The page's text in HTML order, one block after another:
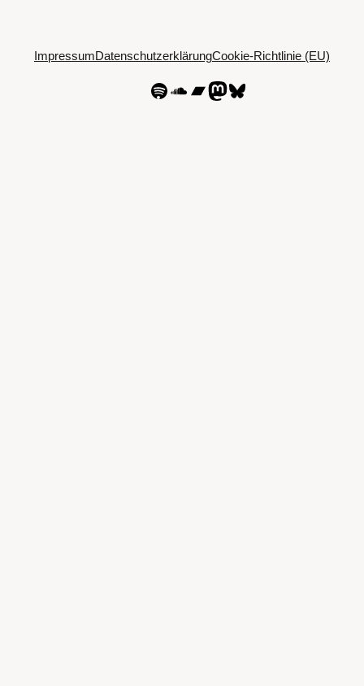
ImpressumDatenschutzerklärungCookie-Richtlinie (EU)
SpotifySoundCloud
Bandcamp
Mastodon